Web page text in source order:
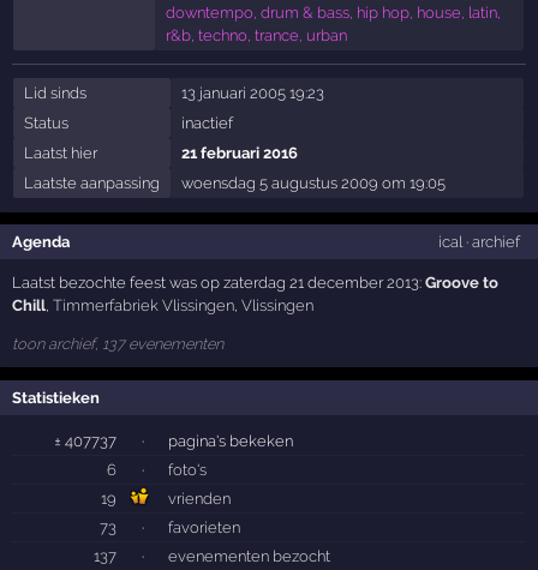
downtempo, drum & bass, hip hop, house, latin,
r&b, techno, trance, urban
Lid sinds
13 januari 2005 19:23
Status
inactief
Laatst hier
21 februari 2016
Laatste aanpassing
woensdag 5 augustus 2009 om 19:05
Agenda ical· archief
Laatst bezochte feest was op zaterdag 21 december 2013:Groove to
Chill,Timmerfabriek Vlissingen,Vlissingen
toon archief, 137 evenementen
Statistieken
± 407737 ·
pagina's bekeken
6
·
foto's
19
vrienden
73
·
favorieten
137
·
evenementen bezocht